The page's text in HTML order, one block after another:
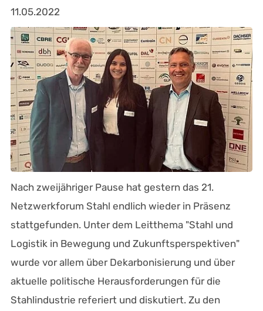
11.05.2022
Nach zweijähriger Pause hat gestern das 21.
Netzwerkforum Stahl endlich wieder in Präsenz
stattgefunden. Unter dem Leitthema "Stahl und
Logistik in Bewegung und Zukunftsperspektiven"
wurde vor allem über Dekarbonisierung und über
aktuelle politische Herausforderungen für die
Stahlindustrie referiert und diskutiert. Zu den